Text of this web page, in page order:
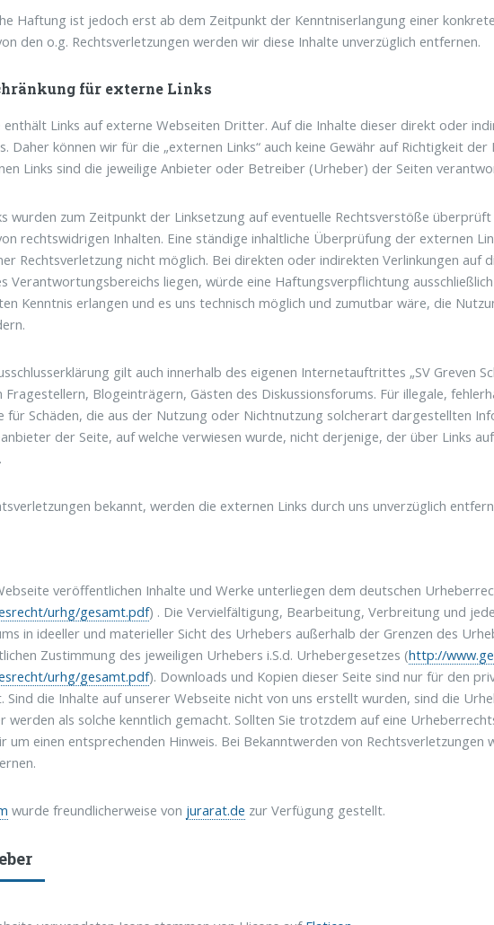
Haftung ist jedoch erst ab dem Zeitpunkt der Kenntniserlangung einer
den o.g. Rechtsverletzungen werden wir diese Inhalte unverzüglich entfernen.
für externe Links
enthält Links auf externe Webseiten Dritter. Auf die Inhalte dieser direkt oder
Daher können wir für die „externen Links“ auch keine Gewähr auf Richtigkeit
Links sind die jeweilige Anbieter oder Betreiber (Urheber) der Seiten
wurden zum Zeitpunkt der Linksetzung auf eventuelle Rechtsverstöße
rechtswidrigen Inhalten. Eine ständige inhaltliche Überprüfung der externen
Rechtsverletzung nicht möglich. Bei direkten oder indirekten Verlinkungen auf
Verantwortungsbereichs liegen, würde eine Haftungsverpflichtung
Kenntnis erlangen und es uns technisch möglich und zumutbar wäre, die
gilt auch innerhalb des eigenen Internetauftrittes „SV Greven
Fragestellern, Blogeinträgern, Gästen des Diskussionsforums. Für illegale,
für Schäden, die aus der Nutzung oder Nichtnutzung solcherart dargestellten
der Seite, auf welche verwiesen wurde, nicht derjenige, der über Links
bekannt, werden die externen Links durch uns unverzüglich
veröffentlichen Inhalte und Werke unterliegen dem deutschen
urhg/gesamt.pdf) . Die Vervielfältigung, Bearbeitung, Verbreitung und
in ideeller und materieller Sicht des Urhebers außerhalb der Grenzen des
Zustimmung des jeweiligen Urhebers i.S.d. Urhebergesetzes (http://
urhg/gesamt.pdf). Downloads und Kopien dieser Seite sind nur für den
Sind die Inhalte auf unserer Webseite nicht von uns erstellt wurden, sind die
werden als solche kenntlich gemacht. Sollten Sie trotzdem auf eine
um einen entsprechenden Hinweis. Bei Bekanntwerden von
wurde freundlicherweise von jurarat.de zur Verfügung gestellt.